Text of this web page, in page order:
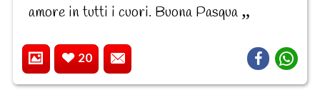
amore in tutti i cuori. Buona Pasqua
20